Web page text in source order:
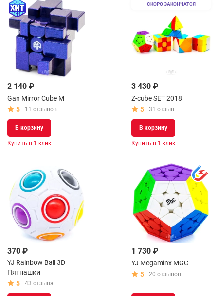
2 140 ₽
Gan Mirror Cube M
5
11 отзывов
В корзину
Купить в 1 клик
СКОРО ЗАКОНЧАТСЯ
3 430 ₽
Z-cube SET 2018
5
31 отзыв
В корзину
Купить в 1 клик
370 ₽
YJ Rainbow Ball 3D
Пятнашки
5
43 отзыва
1 730 ₽
YJ Megaminx MGC
5
20 отзывов